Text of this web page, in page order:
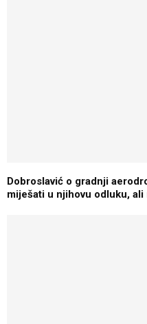
Dobroslavić o gradnji
miješati u njihovu odluku, ali